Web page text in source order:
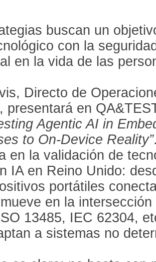
buscan un
con la
en la vida de las
Directo de
presentará en
Agentic AI in
to On-Device Reality”
en la validación de
IA en Reino Unido:
portátiles
en la
13485, IEC 62304,
a sistemas no